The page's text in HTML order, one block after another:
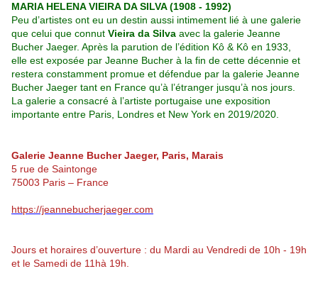
MARIA HELENA VIEIRA DA SILVA (1908 - 1992)
Peu d’artistes ont eu un destin aussi intimement lié à une galerie
que celui que connut Vieira da Silva avec la galerie Jeanne
Bucher Jaeger. Après la parution de l’édition Kô & Kô en 1933,
elle est exposée par Jeanne Bucher à la fin de cette décennie et
restera constamment promue et défendue par la galerie Jeanne
Bucher Jaeger tant en France qu’à l’étranger jusqu’à nos jours.
La galerie a consacré à l’artiste portugaise une exposition
importante entre Paris, Londres et New York en 2019/2020.
Galerie Jeanne Bucher Jaeger, Paris, Marais
5 rue de Saintonge
75003 Paris – France
https://jeannebucherjaeger.com
Jours et horaires d’ouverture : du Mardi au Vendredi de 10h - 19h
et le Samedi de 11hà 19h.